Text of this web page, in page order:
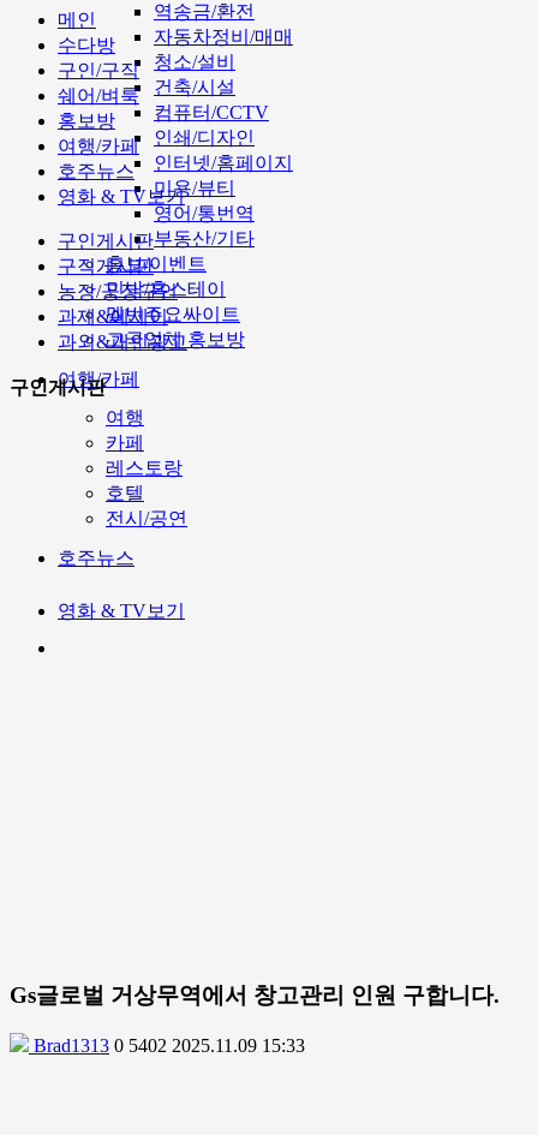
역송금/환전
자동차정비/매매
청소/설비
건축/시설
컴퓨터/CCTV
인쇄/디자인
인터넷/홈페이지
미용/뷰티
영어/통번역
부동산/기타
홍보/이벤트
민박/홈스테이
멜번주요싸이트
고국업체 홍보방
여행/카페
여행
카페
레스토랑
호텔
전시/공연
호주뉴스
영화 & TV보기
메인
수다방
구인/구직
쉐어/벼룩
홍보방
여행/카페
호주뉴스
영화 & TV보기
구인게시판
구직게시판
농장/공장구인
과제&에세이
과외&개인광고
구인게시판
Gs글로벌 거상무역에서 창고관리 인원 구합니다.
Brad1313 0 5402 2025.11.09 15:33